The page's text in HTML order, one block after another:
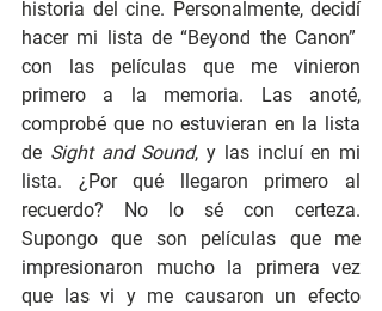
historia del cine. Personalmente, decidí
hacer mi lista de “Beyond the Canon”
con las películas que me vinieron
primero a la memoria. Las anoté,
comprobé que no estuvieran en la lista
de Sight and Sound, y las incluí en mi
lista. ¿Por qué llegaron primero al
recuerdo? No lo sé con certeza.
Supongo que son películas que me
impresionaron mucho la primera vez
que las vi y me causaron un efecto